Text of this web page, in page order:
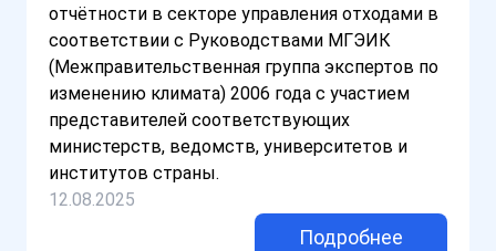
отчётности в секторе управления отходами в
соответствии с Руководствами МГЭИК
(Межправительственная группа экспертов по
изменению климата) 2006 года с участием
представителей соответствующих
министерств, ведомств, университетов и
институтов страны.
12.08.2025
Подробнее